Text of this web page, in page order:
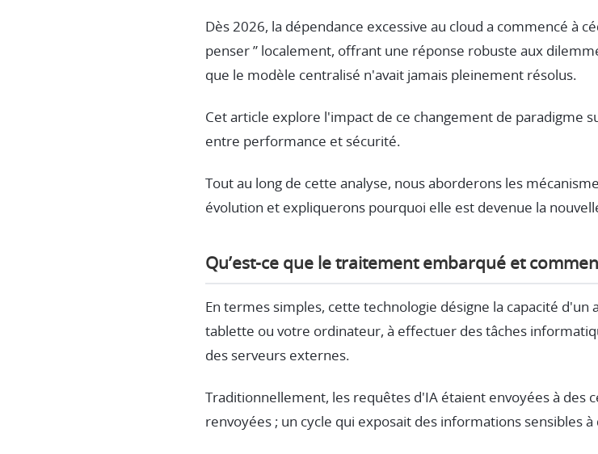
Dès 2026, la dépendance excessive au cloud a commencé à
penser ” localement, offrant une réponse robuste aux
que le modèle centralisé n'avait jamais pleinement résolus.
Cet article explore l'impact de ce changement de paradigme
entre performance et sécurité.
Tout au long de cette analyse, nous aborderons les
évolution et expliquerons pourquoi elle est devenue la
Qu’est-ce que le traitement embarqué et
En termes simples, cette technologie désigne la capacité
tablette ou votre ordinateur, à effectuer des tâches
des serveurs externes.
Traditionnellement, les requêtes d'IA étaient envoyées à des
renvoyées ; un cycle qui exposait des informations sensibles